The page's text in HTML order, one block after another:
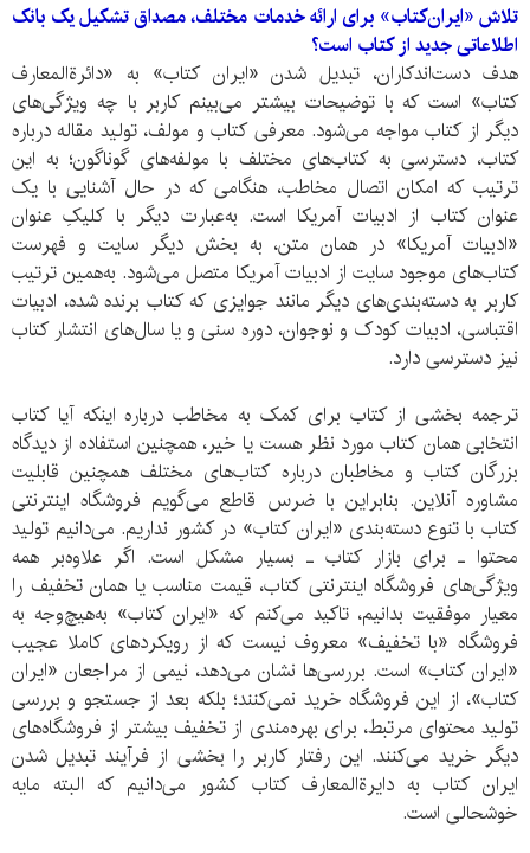
تلاش «ایران‌کتاب» برای ارائه خدمات مختلف، مصداق تشکیل یک بانک
اطلاعاتی جدید از کتاب است؟
هدف دست‌اندکاران، تبدیل شدن «ایران کتاب» به «دائرة‌المعارف
کتاب» است که با توضیحات بیشتر می‌بینم کاربر با چه ویژگی‌های
دیگر از کتاب مواجه می‌شود. معرفی کتاب و مولف، تولید مقاله درباره
کتاب، دسترسی به کتاب‌های مختلف با مولفه‌های گوناگون؛ به این
ترتیب که امکان اتصال مخاطب، هنگامی که در حال آشنایی با یک
عنوان کتاب از ادبیات آمریکا است. به‌عبارت دیگر با کلیکِ عنوان
«ادبیات آمریکا» در همان متن، به بخش دیگر سایت و فهرست
کتاب‌های موجود سایت از ادبیات آمریکا متصل می‌شود. به‌همین ترتیب
کاربر به دسته‌بندی‌های دیگر مانند جوایزی که کتاب برنده شده، ادبیات
اقتباسی، ادبیات کودک و نوجوان، دوره سنی و یا سال‌های انتشار کتاب
نیز دسترسی دارد.
ترجمه بخشی از کتاب برای کمک به مخاطب درباره اینکه آیا کتاب
انتخابی همان کتاب مورد نظر هست یا خیر، همچنین استفاده از دیدگاه
بزرگان کتاب و مخاطبان درباره کتاب‌های مختلف همچنین قابلیت
مشاوره آنلاین. بنابراین با ضرس قاطع می‌گویم فروشگاه اینترنتی
کتاب با تنوع دسته‌بندی «ایران کتاب» در کشور نداریم. می‌دانیم تولید
محتوا ـ برای بازار کتاب ـ بسیار مشکل است. اگر علاوه‌بر همه
ویژگی‌های فروشگاه اینترنتی کتاب، قیمت مناسب یا همان تخفیف را
معیار موفقیت بدانیم، تاکید می‌کنم که «ایران کتاب» به‌هیچ‌وجه به
فروشگاه «با تخفیف» معروف نیست که از رویکرد‌های کاملا عجیب
«ایران کتاب» است. بررسی‌ها نشان می‌دهد، نیمی از مراجعان «ایران
کتاب»، از این فروشگاه خرید نمی‌کنند؛ بلکه بعد از جستجو و بررسی
تولید محتوای مرتبط، برای بهره‌مندی از تخفیف بیشتر از فروشگاه‌های
دیگر خرید می‌کنند. این رفتار کاربر را بخشی از فرآیند تبدیل شدن
ایران کتاب به دایرة‌المعارف کتاب کشور می‌دانیم که البته مایه
خوشحالی است.